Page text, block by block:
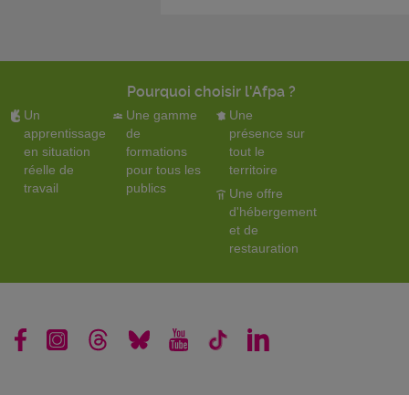
Pourquoi choisir l'Afpa ?
Un
apprentissage
en situation
réelle de
travail
Une gamme
de
formations
pour tous les
publics
Une
présence sur
tout le
territoire
Une offre
d'hébergement
et de
restauration